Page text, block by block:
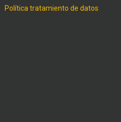
Política tratamiento de datos